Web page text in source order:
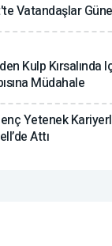
Vatandaşlar
Kulp Kırsalında
Müdahale
Yetenek
Attı